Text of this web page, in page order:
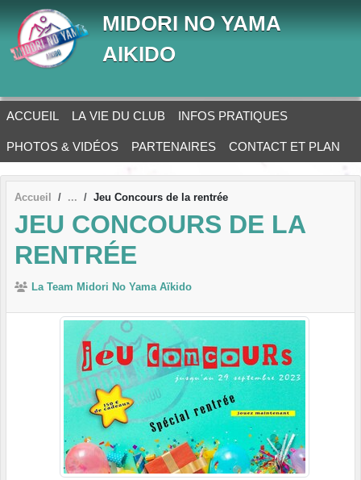
MIDORI NO YAMA
AIKIDO
ACCUEIL LA VIE DU CLUB INFOS PRATIQUES
PHOTOS & VIDÉOS PARTENAIRES CONTACT ET PLAN
Accueil Jeu Concours de la rentrée
JEU CONCOURS DE LA
RENTRÉE
La Team Midori No Yama Aïkido
Panneau de gestion des cookies